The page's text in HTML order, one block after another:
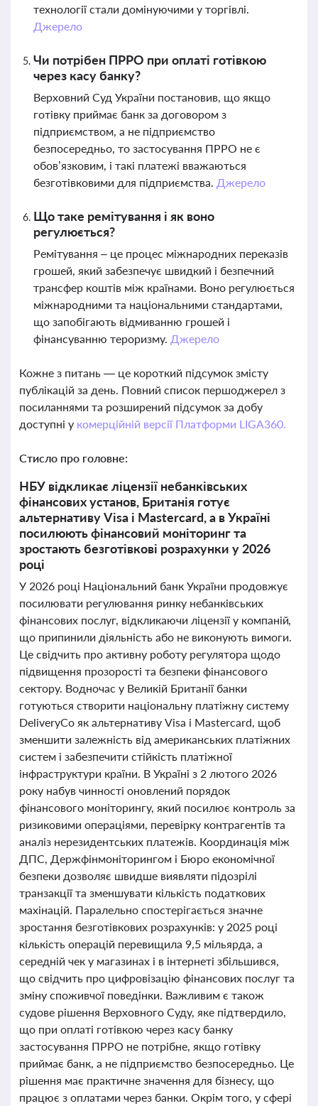
технології стали домінуючими у торгівлі.
Джерело
Чи потрібен ПРРО при оплаті готівкою
через касу банку?
Верховний Суд України постановив, що якщо
готівку приймає банк за договором з
підприємством, а не підприємство
безпосередньо, то застосування ПРРО не є
обов’язковим, і такі платежі вважаються
безготівковими для підприємства. Джерело
Що таке ремітування і як воно
регулюється?
Ремітування – це процес міжнародних переказів
грошей, який забезпечує швидкий і безпечний
трансфер коштів між країнами. Воно регулюється
міжнародними та національними стандартами,
що запобігають відмиванню грошей і
фінансуванню тероризму. Джерело
Кожне з питань — це короткий підсумок змісту
публікацій за день. Повний список першоджерел з
посиланнями та розширений підсумок за добу
доступні у комерційній версії Платформи LIGA360.
Стисло про головне:
НБУ відкликає ліцензії небанківських
фінансових установ, Британія готує
альтернативу Visa і Mastercard, а в Україні
посилюють фінансовий моніторинг та
зростають безготівкові розрахунки у 2026
році
У 2026 році Національний банк України продовжує
посилювати регулювання ринку небанківських
фінансових послуг, відкликаючи ліцензії у компаній,
що припинили діяльність або не виконують вимоги.
Це свідчить про активну роботу регулятора щодо
підвищення прозорості та безпеки фінансового
сектору. Водночас у Великій Британії банки
готуються створити національну платіжну систему
DeliveryCo як альтернативу Visa і Mastercard, щоб
зменшити залежність від американських платіжних
систем і забезпечити стійкість платіжної
інфраструктури країни. В Україні з 2 лютого 2026
року набув чинності оновлений порядок
фінансового моніторингу, який посилює контроль за
ризиковими операціями, перевірку контрагентів та
аналіз нерезидентських платежів. Координація між
ДПС, Держфінмоніторингом і Бюро економічної
безпеки дозволяє швидше виявляти підозрілі
транзакції та зменшувати кількість податкових
махінацій. Паралельно спостерігається значне
зростання безготівкових розрахунків: у 2025 році
кількість операцій перевищила 9,5 мільярда, а
середній чек у магазинах і в інтернеті збільшився,
що свідчить про цифровізацію фінансових послуг та
зміну споживчої поведінки. Важливим є також
судове рішення Верховного Суду, яке підтвердило,
що при оплаті готівкою через касу банку
застосування ПРРО не потрібне, якщо готівку
приймає банк, а не підприємство безпосередньо. Це
рішення має практичне значення для бізнесу, що
працює з оплатами через банки. Окрім того, у сфері